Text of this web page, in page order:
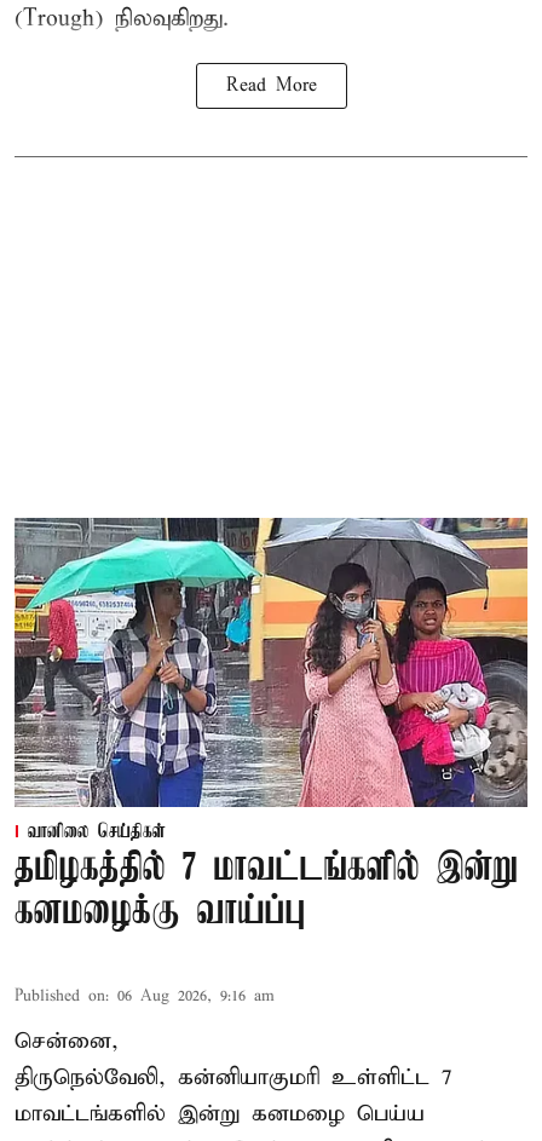
(Trough) நிலவுகிறது.
Read More
வானிலை செய்திகள்
தமிழகத்தில் 7 மாவட்டங்களில் இன்று
கனமழைக்கு வாய்ப்பு
Published on: 06 Aug 2026, 9:16 am
சென்னை,
திருநெல்வேலி, கன்னியாகுமரி உள்ளிட்ட 7
மாவட்டங்களில் இன்று கனமழை பெய்ய